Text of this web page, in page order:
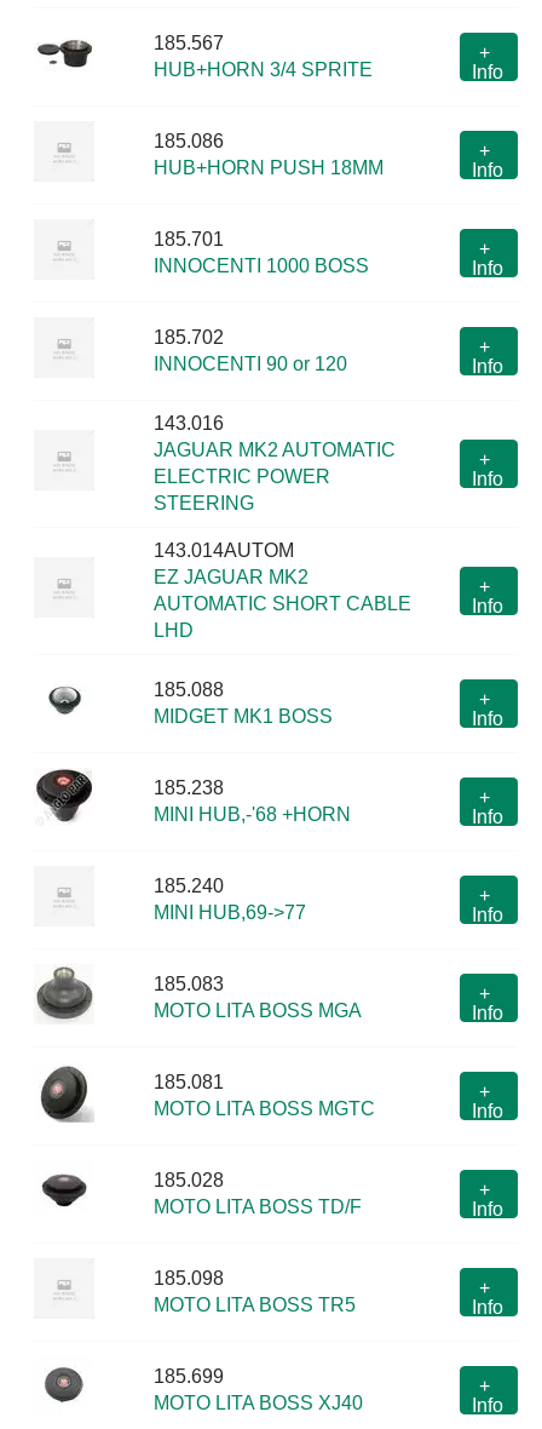
185.567
HUB+HORN 3/4 SPRITE
+
Info
185.086
HUB+HORN PUSH 18MM
+
Info
185.701
INNOCENTI 1000 BOSS
+
Info
185.702
INNOCENTI 90 or 120
+
Info
143.016
JAGUAR MK2 AUTOMATIC
ELECTRIC POWER
STEERING
+
Info
143.014AUTOM
EZ JAGUAR MK2
AUTOMATIC SHORT CABLE
LHD
+
Info
185.088
MIDGET MK1 BOSS
+
Info
185.238
MINI HUB,-'68 +HORN
+
Info
185.240
MINI HUB,69->77
+
Info
185.083
MOTO LITA BOSS MGA
+
Info
185.081
MOTO LITA BOSS MGTC
+
Info
185.028
MOTO LITA BOSS TD/F
+
Info
185.098
MOTO LITA BOSS TR5
+
Info
185.699
MOTO LITA BOSS XJ40
+
Info